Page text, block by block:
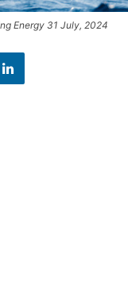
Energy 31 July, 2024